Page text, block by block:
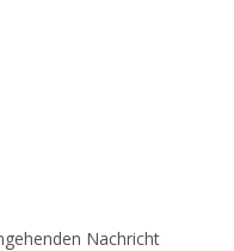
Nachricht